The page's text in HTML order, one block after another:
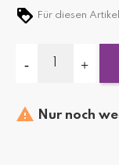
Für diesen
 Nur noch